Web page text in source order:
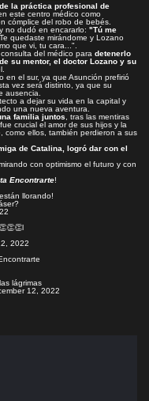
la práctica profesional de
este centro médico como
cómplice del robo de bebés.
no dudó en encararlo: "Tú me
Te quedaste mirándome y Lozano
que vi, tu cara...".
del médico para detenerlo
su mentor, el doctor Lozano y su
en el sur, ya que Asunción prefirió
vez será distinto, ya que su
ausencia.
a dejar su vida en la capital y
una nueva aventura.
familia juntos , tras las mentiras
crucial el amor de sus hijos y la
como ellos, también perdieron a sus
de Catalina, logró dar con el
con optimismo el futuro y con
Encontrarte!
llorando!
2022
lágrimas
12, 2022